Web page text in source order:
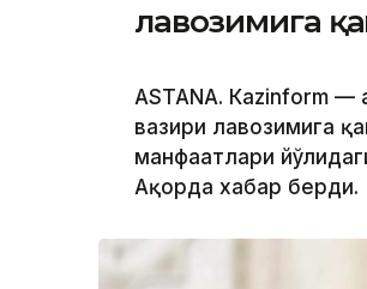
лавозимига
ASTANА. Кazinform —
вазири лавозимига
манфаатлари
Ақорда хабар берди.